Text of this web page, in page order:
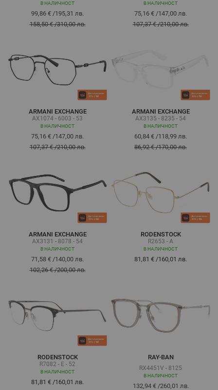
В НАЛИЧНОСТ
99,86 € /195,31 лв.
158,50 €/310,00 лв.
В НАЛИЧНОСТ
75,16 € /147,00 лв.
107,37 €/210,00 лв.
ARMANI EXCHANGE
AX1074 - 6003 - 53
В НАЛИЧНОСТ
75,16 € /147,00 лв.
107,37 €/210,00 лв.
ARMANI EXCHANGE
AX3135 - 8235 - 54
В НАЛИЧНОСТ
60,84 € /118,99 лв.
86,92 €/170,00 лв.
ARMANI EXCHANGE
AX3131 - 8078 - 54
В НАЛИЧНОСТ
71,58 € /140,00 лв.
102,26 €/200,00 лв.
RODENSTOCK
R2653 - A
В НАЛИЧНОСТ
81,81 € /160,01 лв.
RODENSTOCK
R7082 - E - 52
В НАЛИЧНОСТ
81,81 € /160,01 лв.
RAY-BAN
RX4451V - 8125
В НАЛИЧНОСТ
132,94 €/260,01 лв.